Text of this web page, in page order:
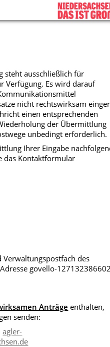
steht ausschließlich für
Verfügung. Es wird darauf
nicht rechtswirksam
einen entsprechenden
der Übermittlung
unbedingt erforderlich.
Ihrer Eingabe
das Kontaktformular
Verwaltungspostfach des
govello-
Anträge enthalten,
senden:
agler-